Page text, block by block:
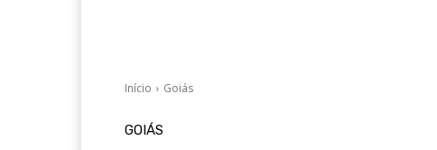
Início Goiás
GOIÁS